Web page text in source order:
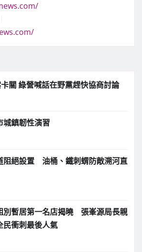
關 綠營喊話在野黨趕快協商討論
城鎮韌性演習
阻絕設置 油桶、鐵刺蝟防敵溯河直
別暫居第一名店揭曉 張峯源局長親
民衝刺最後人氣